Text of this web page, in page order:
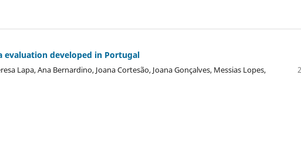
developed in Portugal
Lapa, Ana Bernardino, Joana Cortesão, Joana Gonçalves, Messias Lopes,